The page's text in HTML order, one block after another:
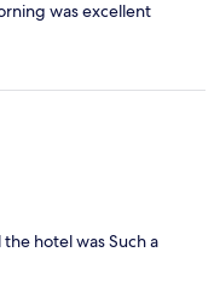
was excellent
hotel was Such a